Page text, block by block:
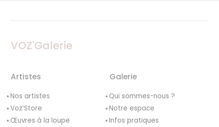
VOZ'Galerie
Artistes
Nos artistes
Voz’Store
Œuvres à la loupe
Galerie
Qui sommes-nous ?
Notre espace
Infos pratiques